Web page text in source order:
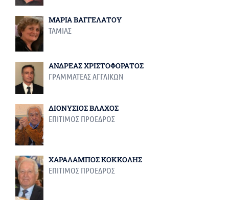
ΜΑΡΙΑ ΒΑΓΓΕΛΑΤΟΥ
ΤΑΜΙΑΣ
ΑΝΔΡΕΑΣ ΧΡΙΣΤΟΦΟΡΑΤΟΣ
ΓΡΑΜΜΑΤΕΑΣ ΑΓΓΛΙΚΩΝ
ΔΙΟΝΥΣΙΟΣ ΒΛΑΧΟΣ
ΕΠΙΤΙΜΟΣ ΠΡΟΕΔΡΟΣ
ΧΑΡΑΛΑΜΠΟΣ ΚΟΚΚΟΛΗΣ
ΕΠΙΤΙΜΟΣ ΠΡΟΕΔΡΟΣ